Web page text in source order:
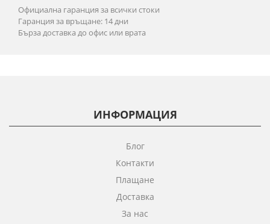
Официална гаранция за всички стоки
Гаранция за връщане: 14 дни
Бърза доставка до офис или врата
ИНФОРМАЦИЯ
Блог
Контакти
Плащане
Доставка
За нас